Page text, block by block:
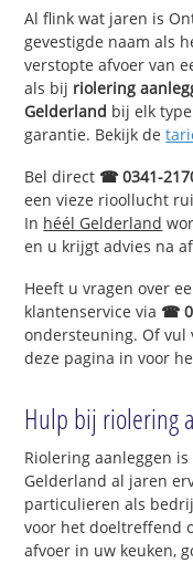
Al flink wat jaren is
gevestigde naam als
verstopte afvoer van
als bij riolering
Gelderland bij elk
garantie. Bekijk de
Bel direct ☎ 0341-
een vieze rioollucht
In héél Gelderland
en u krijgt advies na
Heeft u vragen over
klantenservice via ☎
ondersteuning. Of vul
deze pagina in voor
Hulp bij riolering
Riolering aanleggen
Gelderland al jaren
particulieren als
voor het doeltreffend
afvoer in uw keuken,